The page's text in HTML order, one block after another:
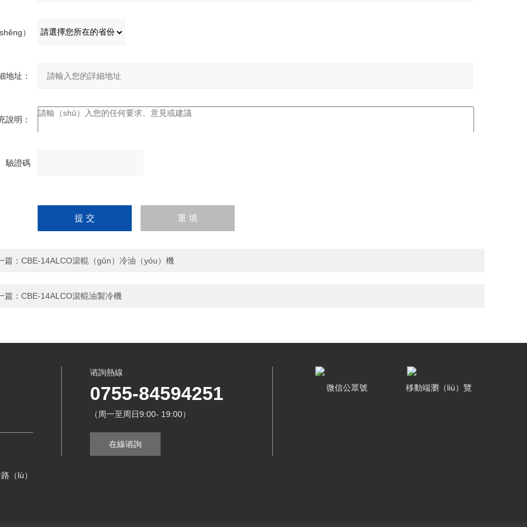
）
地址：
說明：
驗證碼
算結
果（填寫阿拉伯數字），
如：三加四=7
篇： CBE-14ALCO滾輥（gǔn）冷油（yóu）機
篇： CBE-14ALCO滾輥油製冷機
（lù）
谘詢熱線
0755-84594251
（周一至周日9:00- 19:00）
在線谘詢
微信公眾號
移動端瀏（liú）覽